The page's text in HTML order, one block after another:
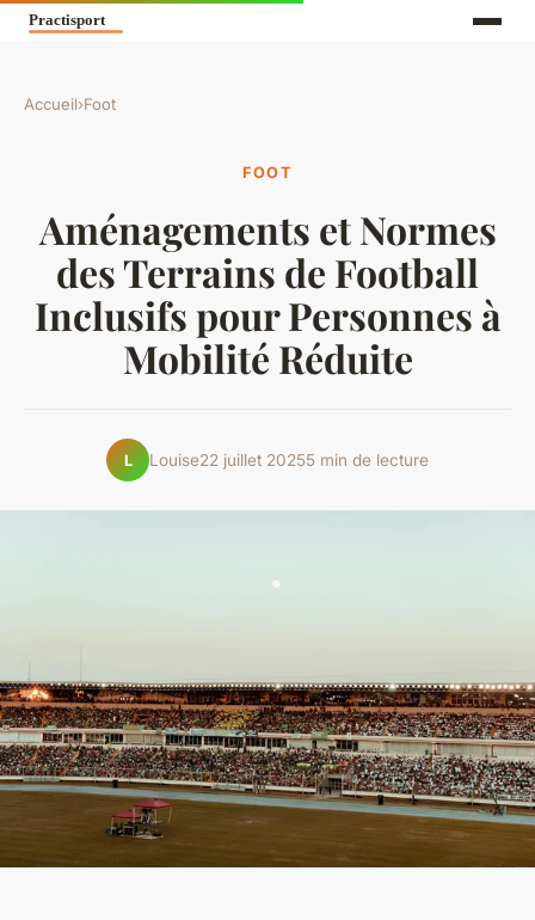
Accueil›Foot
FOOT
Aménagements et Normes
des Terrains de Football
Inclusifs pour Personnes à
Mobilité Réduite
L Louise22 juillet 20255 min de lecture